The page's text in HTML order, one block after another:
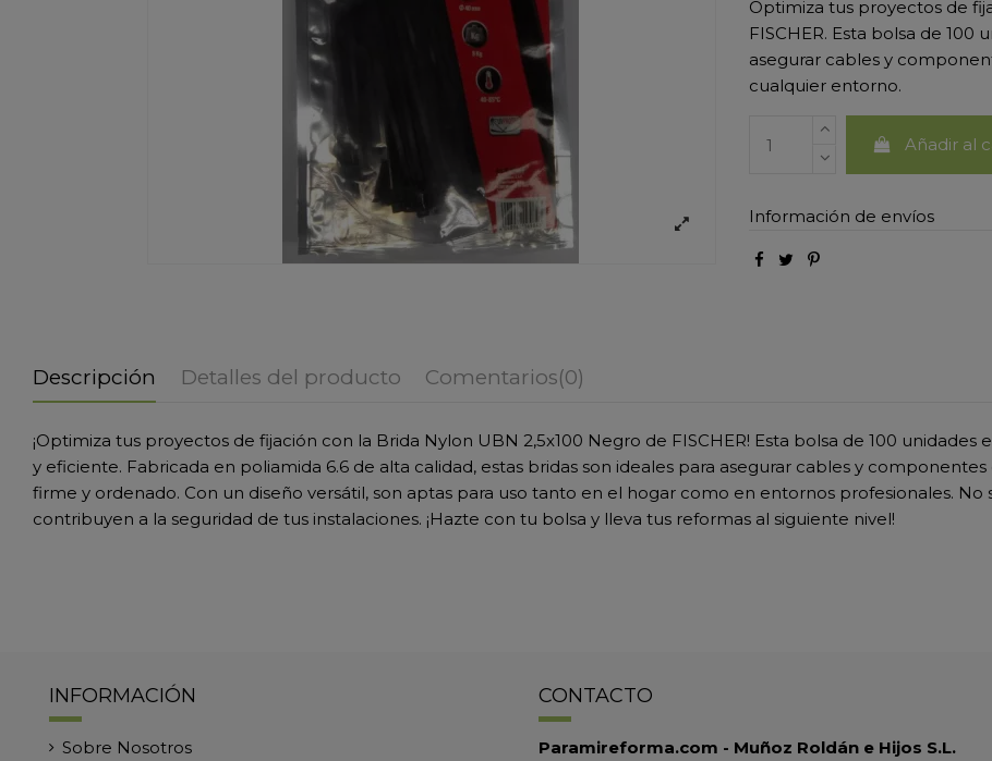
Optimiza tus proyectos de
FISCHER. Esta bolsa de 100
asegurar cables y
cualquier entorno.
Añadir al
Información de envíos
Descripción Detalles del producto Comentarios(0)
¡Optimiza tus proyectos de fijación con la Brida Nylon UBN 2,5x100 Negro de FISCHER! Esta bolsa de 100
y eficiente. Fabricada en poliamida 6.6 de alta calidad, estas bridas son ideales para asegurar cables y
firme y ordenado. Con un diseño versátil, son aptas para uso tanto en el hogar como en entornos profesionales.
contribuyen a la seguridad de tus instalaciones. ¡Hazte con tu bolsa y lleva tus reformas al siguiente nivel!
INFORMACIÓN
Sobre Nosotros
CONTACTO
Paramireforma.com - Muñoz Roldán e Hijos S.L.